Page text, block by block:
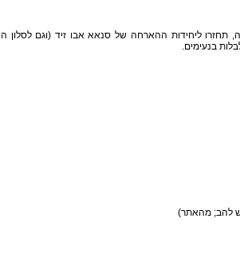
תחזרו ליחידות ההארחה של סנאא אבו זיד (וגם לסלון
בנעימים.
להב; מהאתר)